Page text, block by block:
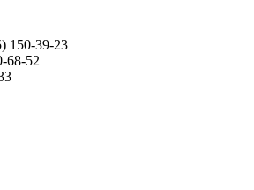
150-39-23
68-52